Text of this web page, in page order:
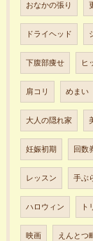
おなかの張り
ドライヘッド
下腹部痩せ ヒ
肩コリ めまい
大人の隠れ家
妊娠初期 回数
レッスン 手ぶ
ハロウィン ト
映画 えんとつ